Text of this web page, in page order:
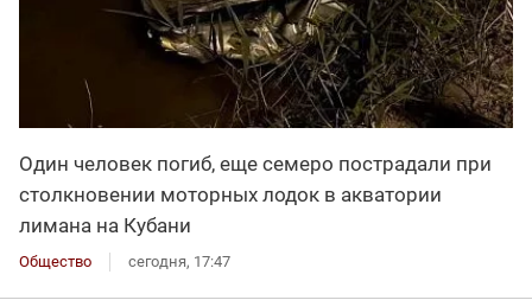
Один человек погиб, еще семеро пострадали при
столкновении моторных лодок в акватории
лимана на Кубани
Общество сегодня, 17:47